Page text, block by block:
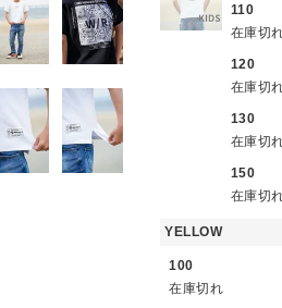
110
在庫切
120
在庫切
130
在庫切
150
在庫切
YELLOW
100
在庫切れ